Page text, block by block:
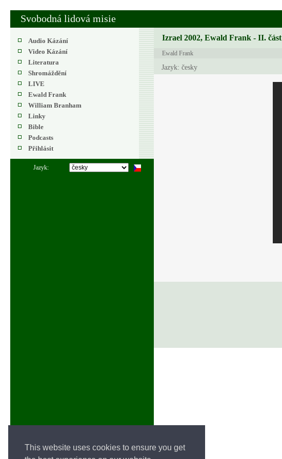
This website uses cookies to ensure you get
Svobodná lidová misie
Audio Kázání
Video Kázání
Literatura
Shromáždění
LIVE
Ewald Frank
William Branham
Linky
Bible
Podcasts
Přihlásit
Jazyk:
Izrael 2002, Ewald Frank - II. část
Ewald Frank
Jazyk: česky